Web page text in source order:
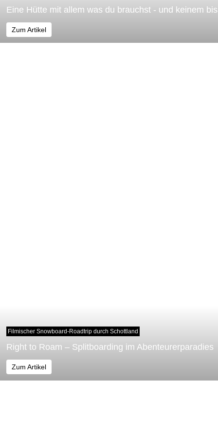
Eine Hütte mit allem was du brauchst - und keinem
Zum Artikel
Filmischer Snowboard-Roadtrip durch Schottland
Right to Roam – Splitboarding im Abenteurerparadies
Zum Artikel